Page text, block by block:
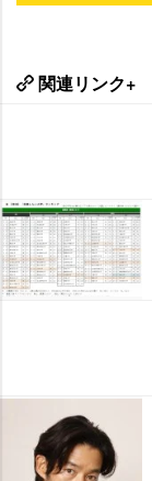
関連リンク+